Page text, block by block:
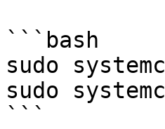
```bash
sudo
sudo
```